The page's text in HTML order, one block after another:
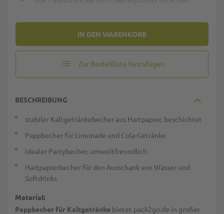
IN DEN WARENKORB
Zur Bestellliste hinzufügen
BESCHREIBUNG
stabiler Kaltgetränkebecher aus Hartpapier, beschichtet
Pappbecher für Limonade und Cola-Getränke
idealer Partybecher, umweltfreundlich
Hartpapierbecher für den Ausschank von Wasser und
Softdrinks
Material:
Pappbecher für Kaltgetränke bietet pack2go.de in großer